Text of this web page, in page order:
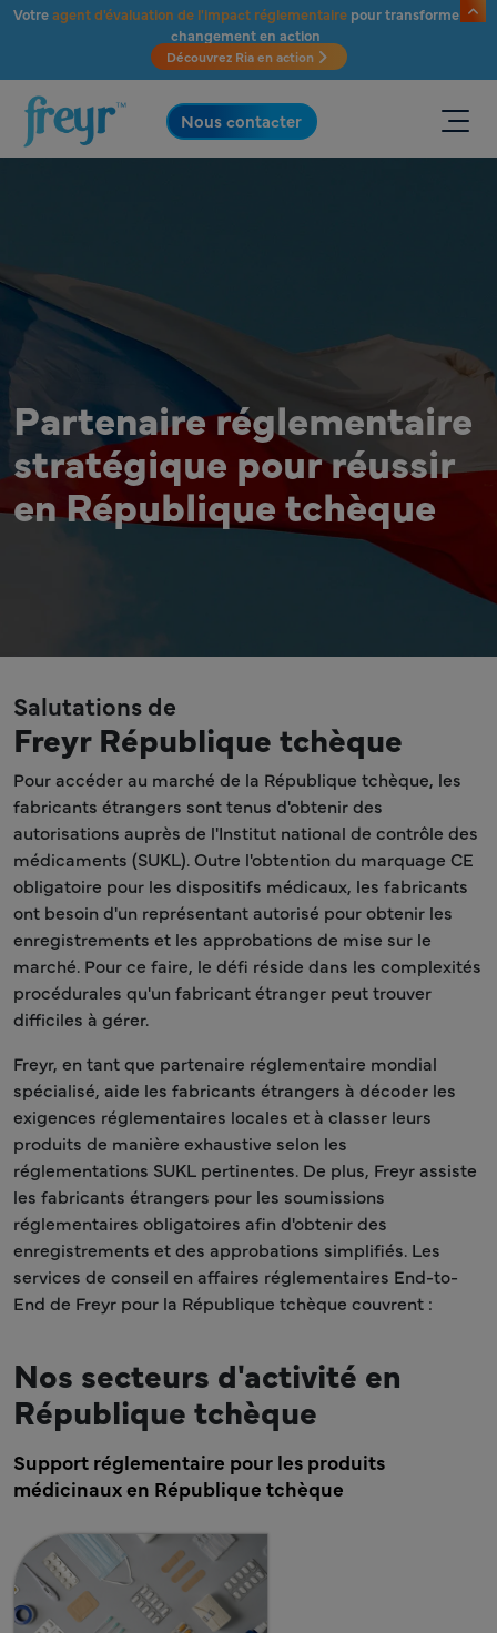
Passer au contenu principal
Votreagent d'évaluation de l'impact réglementairepour transformer le
changement en action
Découvrez Ria en action
.
Nous contacter
Partenaire réglementaire
stratégique pour réussir
en République tchèque
Salutations de
Freyr République tchèque
Pour accéder au marché de la République tchèque, les
fabricants étrangers sont tenus d'obtenir des
autorisations auprès de l'Institut national de contrôle des
médicaments (SUKL). Outre l'obtention du marquage CE
obligatoire pour les dispositifs médicaux, les fabricants
ont besoin d'un représentant autorisé pour obtenir les
enregistrements et les approbations de mise sur le
marché. Pour ce faire, le défi réside dans les complexités
procédurales qu'un fabricant étranger peut trouver
difficiles à gérer.
Freyr, en tant que partenaire réglementaire mondial
spécialisé, aide les fabricants étrangers à décoder les
exigences réglementaires locales et à classer leurs
produits de manière exhaustive selon les
réglementations SUKL pertinentes. De plus, Freyr assiste
les fabricants étrangers pour les soumissions
réglementaires obligatoires afin d'obtenir des
enregistrements et des approbations simplifiés. Les
services de conseil en affaires réglementaires End-to-
End de Freyr pour la République tchèque couvrent :
Nos secteurs d'activité en
République tchèque
Support réglementaire pour les produits
médicinaux en République tchèque